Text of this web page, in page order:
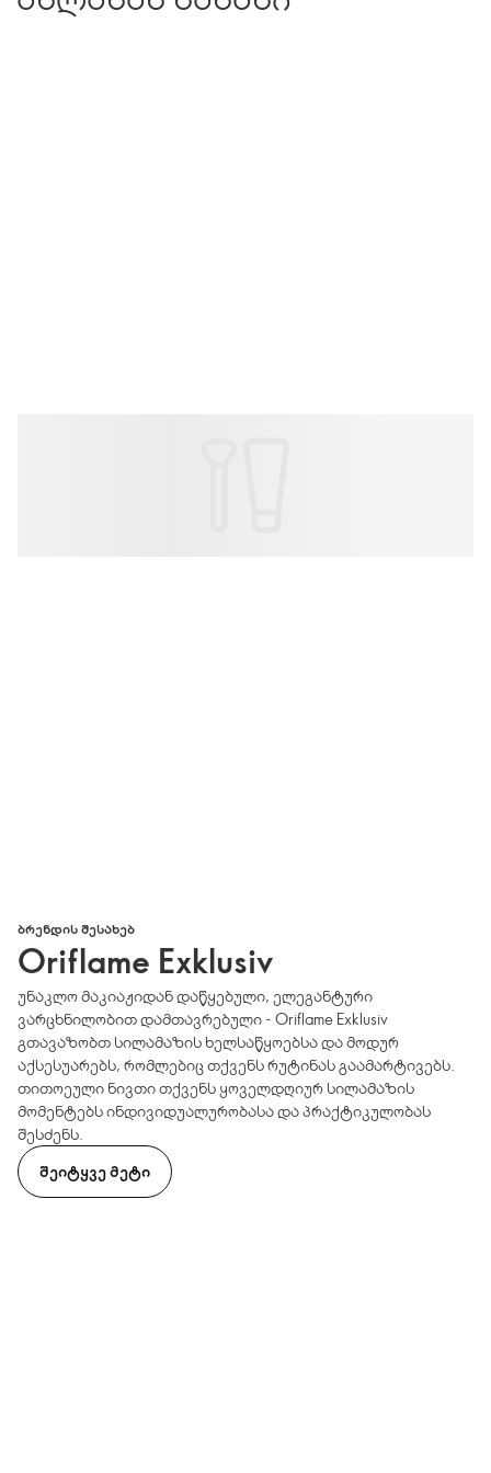
ᲑᲠᲔᲜᲓᲘᲡ ᲨᲔᲡᲐᲮᲔᲑ
Oriflame Exklusiv
უნაკლო მაკიაჟიდან დაწყებული, ელეგანტური
ვარცხნილობით დამთავრებული - Oriflame Exklusiv
გთავაზობთ სილამაზის ხელსაწყოებსა და მოდურ
აქსესუარებს, რომლებიც თქვენს რუტინას გაამარტივებს.
თითოეული ნივთი თქვენს ყოველდღიურ სილამაზის
მომენტებს ინდივიდუალურობასა და პრაქტიკულობას
შესძენს.
ᲨᲔᲘᲢᲧᲕᲔ ᲛᲔᲢᲘ